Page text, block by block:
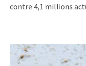
contre 4,1 millions